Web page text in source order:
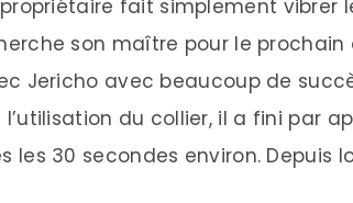
propriétaire fait simplement vibrer
son maître pour le prochain
Jericho avec beaucoup de
du collier, il a fini par
30 secondes environ. Depuis